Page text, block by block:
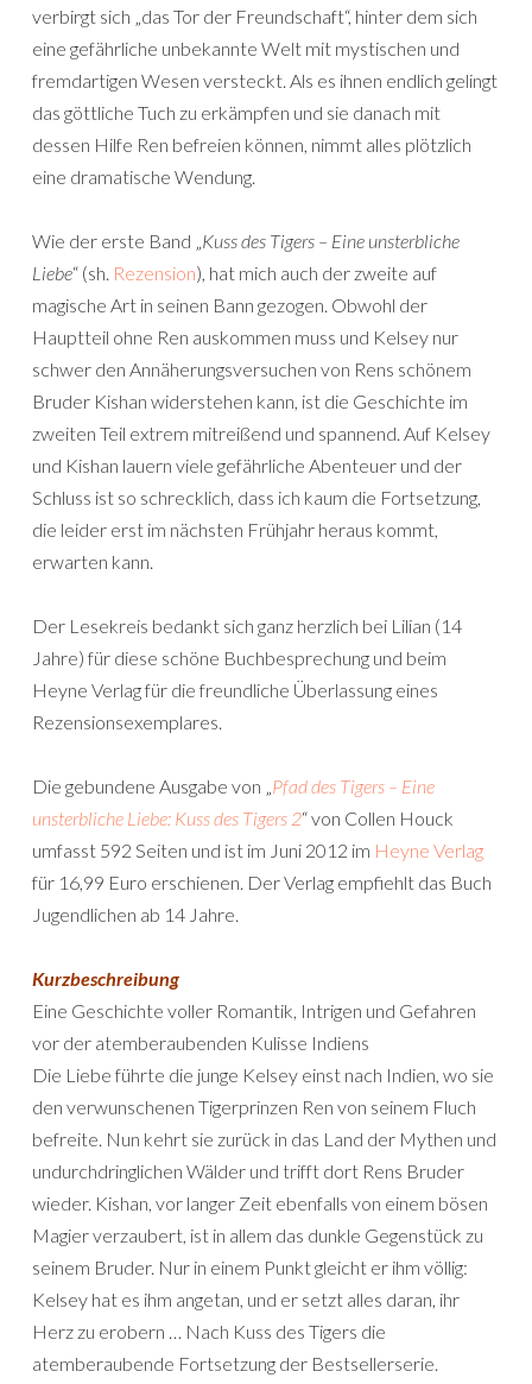
verbirgt sich „das Tor der Freundschaft“, hinter dem sich
eine gefährliche unbekannte Welt mit mystischen und
fremdartigen Wesen versteckt. Als es ihnen endlich gelingt
das göttliche Tuch zu erkämpfen und sie danach mit
dessen Hilfe Ren befreien können, nimmt alles plötzlich
eine dramatische Wendung.
Wie der erste Band „Kuss des Tigers – Eine unsterbliche
Liebe“ (sh. Rezension), hat mich auch der zweite auf
magische Art in seinen Bann gezogen. Obwohl der
Hauptteil ohne Ren auskommen muss und Kelsey nur
schwer den Annäherungsversuchen von Rens schönem
Bruder Kishan widerstehen kann, ist die Geschichte im
zweiten Teil extrem mitreißend und spannend. Auf Kelsey
und Kishan lauern viele gefährliche Abenteuer und der
Schluss ist so schrecklich, dass ich kaum die Fortsetzung,
die leider erst im nächsten Frühjahr heraus kommt,
erwarten kann.
Der Lesekreis bedankt sich ganz herzlich bei Lilian (14
Jahre) für diese schöne Buchbesprechung und beim
Heyne Verlag für die freundliche Überlassung eines
Rezensionsexemplares.
Die gebundene Ausgabe von „Pfad des Tigers – Eine
unsterbliche Liebe: Kuss des Tigers 2“ von Collen Houck
umfasst 592 Seiten und ist im Juni 2012 im Heyne Verlag
für 16,99 Euro erschienen. Der Verlag empfiehlt das Buch
Jugendlichen ab 14 Jahre.
Kurzbeschreibung
Eine Geschichte voller Romantik, Intrigen und Gefahren
vor der atemberaubenden Kulisse Indiens
Die Liebe führte die junge Kelsey einst nach Indien, wo sie
den verwunschenen Tigerprinzen Ren von seinem Fluch
befreite. Nun kehrt sie zurück in das Land der Mythen und
undurchdringlichen Wälder und trifft dort Rens Bruder
wieder. Kishan, vor langer Zeit ebenfalls von einem bösen
Magier verzaubert, ist in allem das dunkle Gegenstück zu
seinem Bruder. Nur in einem Punkt gleicht er ihm völlig:
Kelsey hat es ihm angetan, und er setzt alles daran, ihr
Herz zu erobern … Nach Kuss des Tigers die
atemberaubende Fortsetzung der Bestsellerserie.